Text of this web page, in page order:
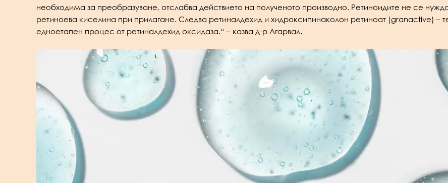
необходима за преобразуване, отслабва действието на полученото производно. Ретиноидите не се
ретиноева киселина при прилагане. Следва ретиналдехид и хидроксипинаколон ретиноат (granactive) –
едноетапен процес от ретиналдехид оксидаза.“ – казва д-р Агарвал.